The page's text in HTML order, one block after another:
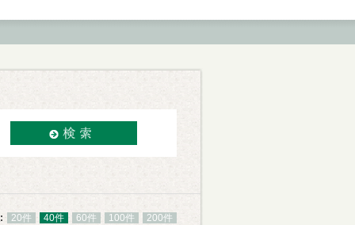
20件 40件 60件 100件 200件